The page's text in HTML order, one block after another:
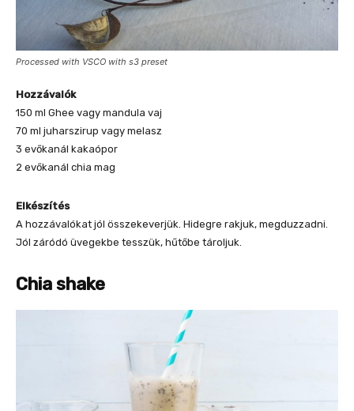
Processed with VSCO with s3 preset
Hozzávalók
150 ml Ghee vagy mandula vaj
70 ml juharszirup vagy melasz
3 evőkanál kakaópor
2 evőkanál chia mag
Elkészítés
A hozzávalókat jól összekeverjük. Hidegre rakjuk, megduzzadni.
Jól záródó üvegekbe tesszük, hűtőbe tároljuk.
Chia shake